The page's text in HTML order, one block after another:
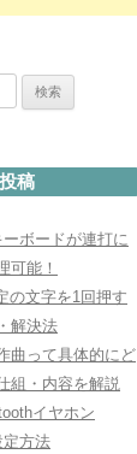
稿
ボードが連打に
可能！
の文字を1回押す
解決法
曲って具体的にど
組・内容を解説
イヤホン
方法